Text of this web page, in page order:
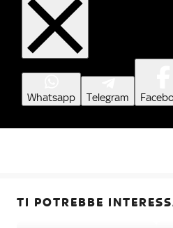
Whatsapp Telegram
TI POTREBBE